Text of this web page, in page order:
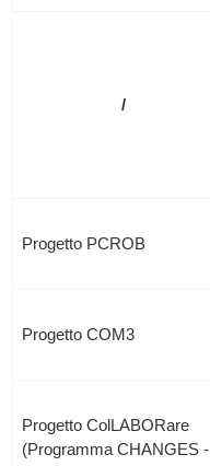
/
Progetto PCROB
Progetto COM3
Progetto ColLABORare
(Programma CHANGES -